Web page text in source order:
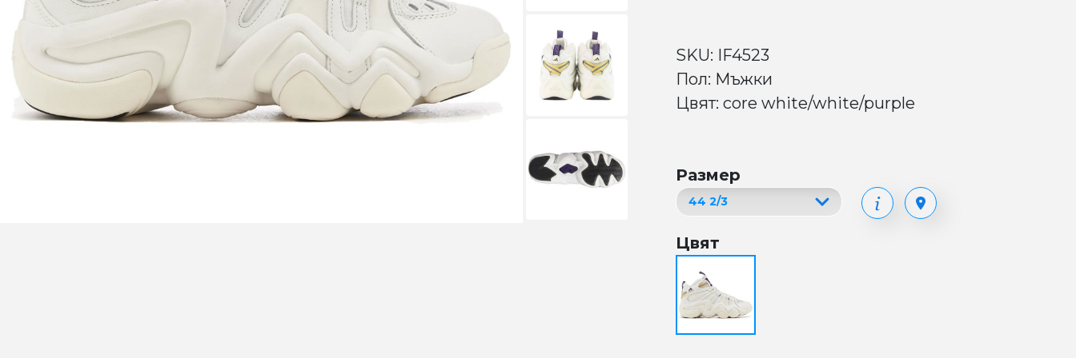
SKU: IF4523
Пол: Мъжки
Цвят: core white/white/purple
Размер
Цвят